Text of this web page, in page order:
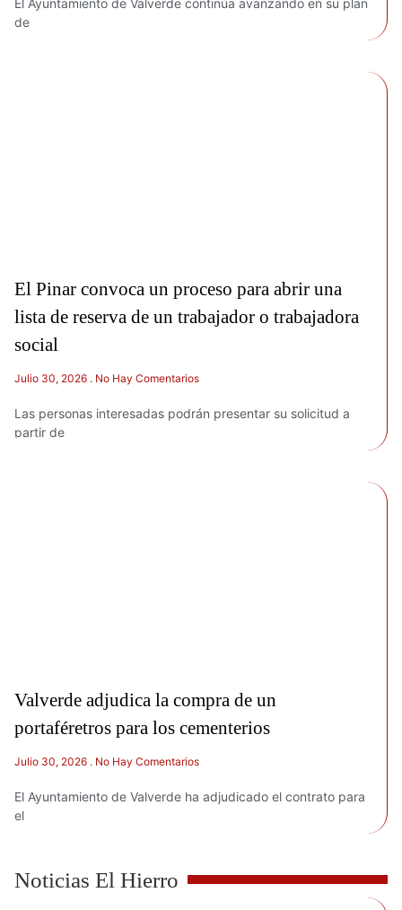
de
El Pinar convoca un proceso para abrir una
lista de reserva de un trabajador o trabajadora
social
Julio 30, 2026 No Hay Comentarios
Las personas interesadas podrán presentar su solicitud a
partir de
Valverde adjudica la compra de un
portaféretros para los cementerios
Julio 30, 2026 No Hay Comentarios
El Ayuntamiento de Valverde ha adjudicado el contrato para
el
Noticias El Hierro